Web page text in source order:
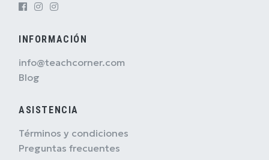
INFORMACIÓN
info@teachcorner.com
Blog
ASISTENCIA
Términos y condiciones
Preguntas frecuentes